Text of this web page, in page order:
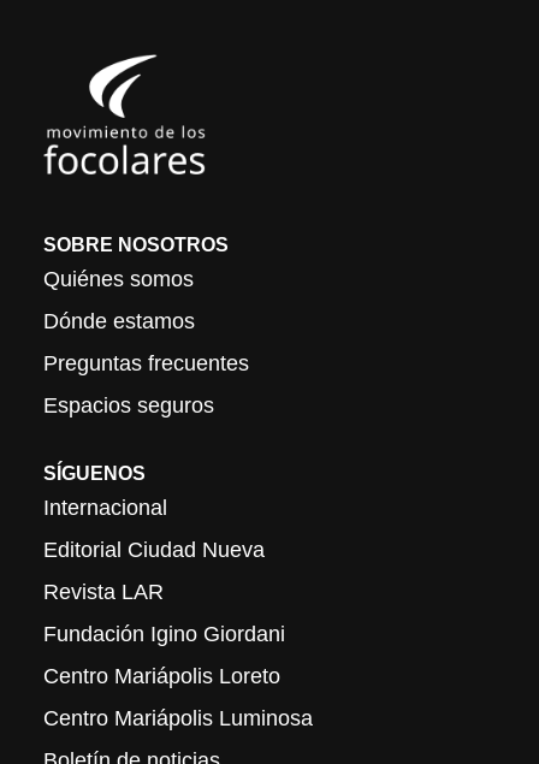
SOBRE NOSOTROS
Quiénes somos
Dónde estamos
Preguntas frecuentes
Espacios seguros
SÍGUENOS
Internacional
Editorial Ciudad Nueva
Revista LAR
Fundación Igino Giordani
Centro Mariápolis Loreto
Centro Mariápolis Luminosa